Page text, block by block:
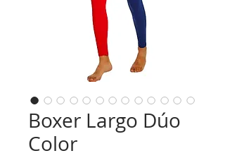
Boxer Largo Dúo
Color